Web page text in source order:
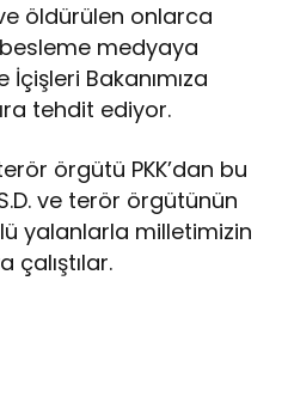
öldürülen onlarca
besleme medyaya
Bakanımıza
tehdit ediyor.
örgütü PKK’dan bu
ve terör örgütünün
yalanlarla milletimizin
çalıştılar.